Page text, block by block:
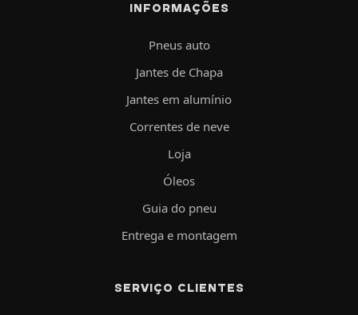
INFORMAÇÕES
Pneus auto
Jantes de Chapa
Jantes em alumínio
Correntes de neve
Loja
Óleos
Guia do pneu
Entrega e montagem
SERVIÇO CLIENTES